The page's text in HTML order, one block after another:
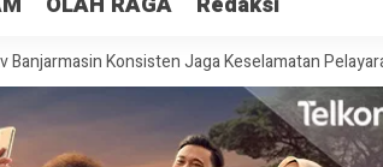
Konsisten Jaga Keselamatan Pelayaran